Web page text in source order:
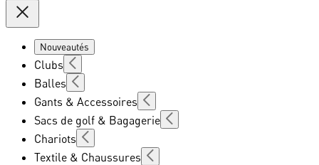
Nouveautés
Clubs
Balles
Gants & Accessoires
Sacs de golf & Bagagerie
Chariots
Textile & Chaussures